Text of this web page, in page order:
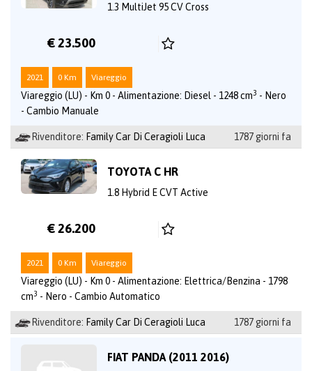
1.3 MultiJet 95 CV Cross
€ 23.500
2021 0 Km Viareggio
Viareggio (LU) - Km 0 - Alimentazione: Diesel - 1248 cm3 - Nero
- Cambio Manuale
Rivenditore: Family Car Di Ceragioli Luca 1787 giorni fa
TOYOTA C HR
1.8 Hybrid E CVT Active
€ 26.200
2021 0 Km Viareggio
Viareggio (LU) - Km 0 - Alimentazione: Elettrica/Benzina - 1798
cm3 - Nero - Cambio Automatico
Rivenditore: Family Car Di Ceragioli Luca 1787 giorni fa
FIAT PANDA (2011 2016)